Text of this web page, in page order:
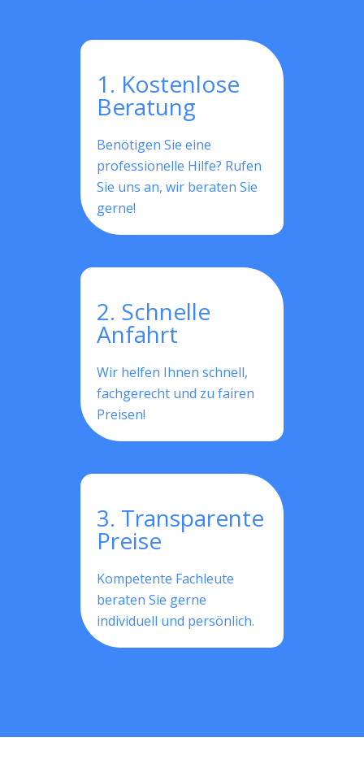
1. Kostenlose
Beratung
Benötigen Sie eine
professionelle Hilfe? Rufen
Sie uns an, wir beraten Sie
gerne!
2. Schnelle
Anfahrt
Wir helfen Ihnen schnell,
fachgerecht und zu fairen
Preisen!
3. Transparente
Preise
Kompetente Fachleute
beraten Sie gerne
individuell und persönlich.